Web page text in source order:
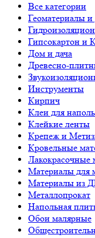
Все категории
Геоматериалы и
Гипсокартон и
Дом и дача
Древесно-
Инструменты
Кирпич
Клеи для
Клейкие ленты
Крепеж и
Кровельные
Лакокрасочные
Материалы для
Материалы из
Металлопрокат
Напольная
Обои малярные